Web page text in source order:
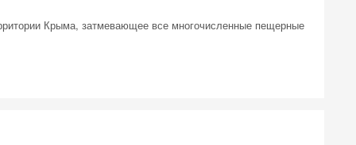
Крыма, затмевающее все многочисленные пещерные